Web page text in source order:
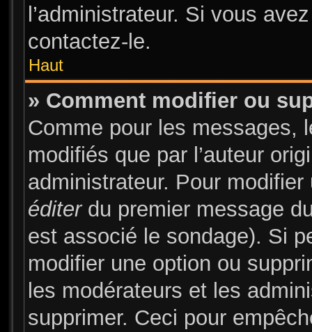
l’administrateur. Si vous
contactez-le.
Haut
» Comment modifier ou
Comme pour les messages,
modifiés que par l’auteur
administrateur. Pour
éditerdu premier message
est associé le sondage). Si
modifier une option ou
les modérateurs et les
supprimer. Ceci pour